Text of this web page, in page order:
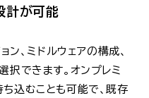
計が可能
、ミドルウェアの構成、
択できます。オンプレミ
込むことも可能で、既存